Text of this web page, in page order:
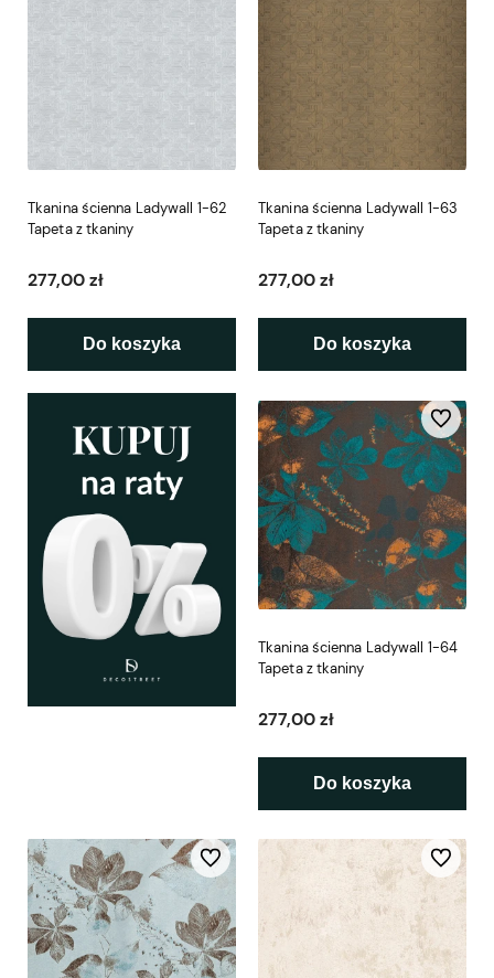
Tkanina ścienna Ladywall 1-62
Tapeta z tkaniny
277,00 zł
Do koszyka
Tkanina ścienna Ladywall 1-63
Tapeta z tkaniny
277,00 zł
Do koszyka
Tkanina ścienna Ladywall 1-64
Tapeta z tkaniny
277,00 zł
Do koszyka
Do
Do ulubionych Do